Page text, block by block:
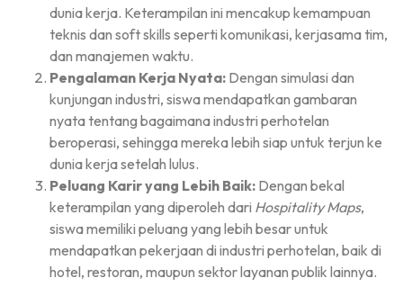
dunia kerja. Keterampilan ini mencakup kemampuan
teknis dan soft skills seperti komunikasi, kerjasama tim,
dan manajemen waktu.
Pengalaman Kerja Nyata: Dengan simulasi dan
kunjungan industri, siswa mendapatkan gambaran
nyata tentang bagaimana industri perhotelan
beroperasi, sehingga mereka lebih siap untuk terjun ke
dunia kerja setelah lulus.
Peluang Karir yang Lebih Baik: Dengan bekal
keterampilan yang diperoleh dari Hospitality Maps,
siswa memiliki peluang yang lebih besar untuk
mendapatkan pekerjaan di industri perhotelan, baik di
hotel, restoran, maupun sektor layanan publik lainnya.